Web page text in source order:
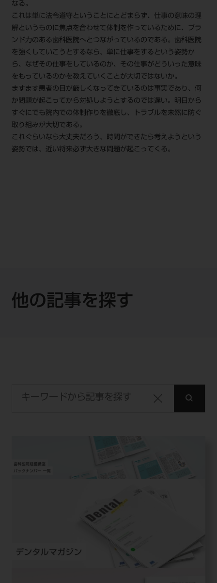
なる。
これは単に法令遵守ということにとどまらず、仕事の意味の理
解というものに焦点を合わせて体制を作っているために、ブラ
ンド力のある歯科医院へとつながっているのである。歯科医院
を強くしていこうとするなら、単に仕事をするという姿勢か
ら、なぜその仕事をしているのか、その仕事がどういった意味
をもっているのかを教えていくことが大切ではないか。
ますます患者の目が厳しくなってきているのは事実であり、何
か問題が起こってから対処しようとするのでは遅い。明日から
すぐにでも院内での体制作りを徹底し、トラブルを未然に防ぐ
取り組みが大切である。
これぐらいなら大丈夫だろう、時間ができたら考えようという
姿勢では、近い将来必ず大きな問題が起こってくる。
他の記事を探す